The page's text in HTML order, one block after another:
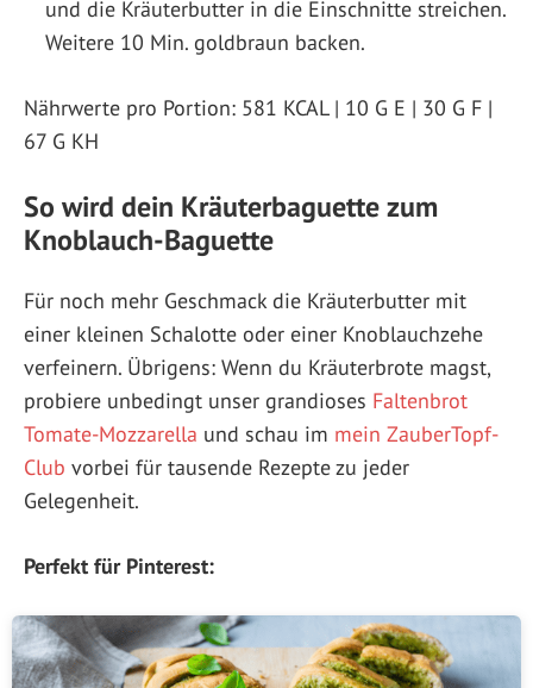
und die Kräuterbutter in die Einschnitte streichen.
Weitere 10 Min. goldbraun backen.
Nährwerte pro Portion: 581 KCAL | 10 G E | 30 G F |
67 G KH
So wird dein Kräuterbaguette zum
Knoblauch-Baguette
Für noch mehr Geschmack die Kräuterbutter mit
einer kleinen Schalotte oder einer Knoblauchzehe
verfeinern. Übrigens: Wenn du Kräuterbrote magst,
probiere unbedingt unser grandioses Faltenbrot
Tomate-Mozzarella und schau im mein ZauberTopf-
Club vorbei für tausende Rezepte zu jeder
Gelegenheit.
Perfekt für Pinterest: